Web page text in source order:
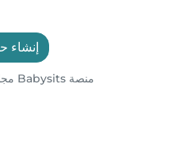
إنشاء
منصة Babysits مجانية لجليسات الأطفال!